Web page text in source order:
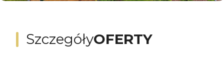
SzczegółyOFERTY